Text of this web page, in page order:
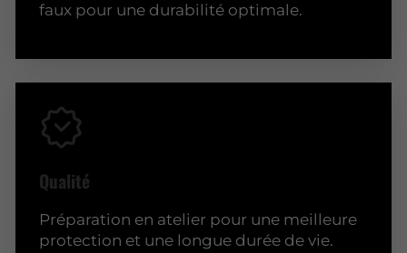
faux pour une durabilité optimale.
Qualité
Préparation en atelier pour une meilleure
protection et une longue durée de vie.